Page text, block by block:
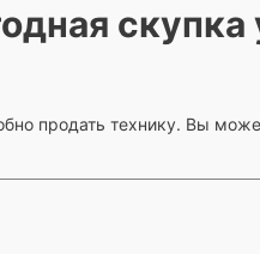
скупка
продать технику. Вы